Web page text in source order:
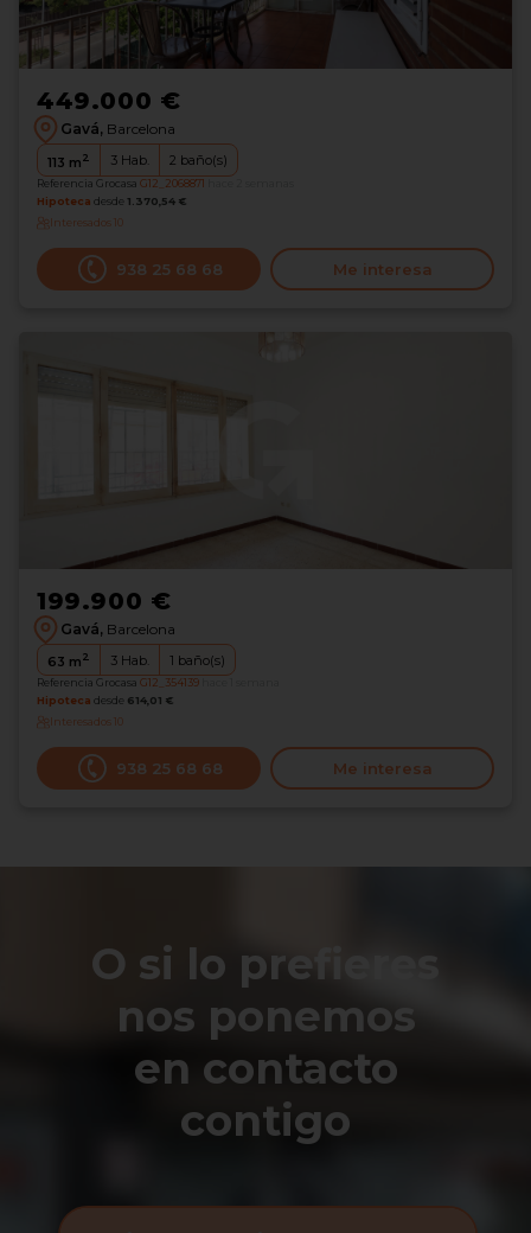
449.000 €
Gavá, Barcelona
113 m2 3 Hab. 2 baño(s)
Referencia Grocasa G12_2068871
Hipoteca desde 1.370,54 €
Interesados 10
938 25 68 68 Me interesa
199.900 €
Gavá, Barcelona
63 m2 3 Hab. 1 baño(s)
Referencia Grocasa G12_354139
Hipoteca desde 614,01 €
Interesados 10
938 25 68 68 Me interesa
O si lo prefieres
nos ponemos
en contacto
contigo